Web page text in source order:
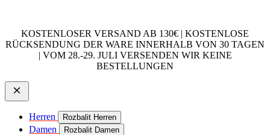
KOSTENLOSER VERSAND AB 130€ | KOSTENLOSE
RÜCKSENDUNG DER WARE INNERHALB VON 30 TAGEN
| VOM 28.-29. JULI VERSENDEN WIR KEINE
BESTELLUNGEN
Herren Rozbalit Herren
Damen Rozbalit Damen